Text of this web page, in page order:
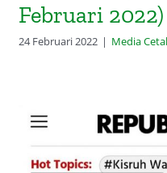
Februari 2022)
24 Februari 2022 | Media